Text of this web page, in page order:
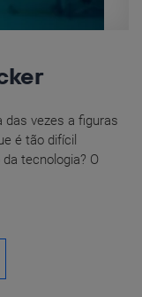
das vezes a figuras
é tão difícil
tecnologia? O